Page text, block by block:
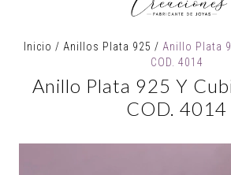
Inicio / Anillos Plata 925 / Anillo Plata
COD. 4014
Anillo Plata 925 Y
COD. 4014